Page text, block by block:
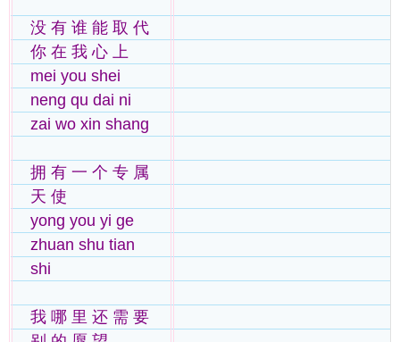
没 有 谁 能 取 代
你 在 我 心 上
mei you shei
neng qu dai ni
zai wo xin shang
拥 有 一 个 专 属
天 使
yong you yi ge
zhuan shu tian
shi
我 哪 里 还 需 要